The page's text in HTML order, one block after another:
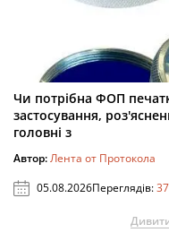
Чи потрібна ФОП
застосування,
головні з
Автор:Лента от Протокола
05.08.2026Переглядів: